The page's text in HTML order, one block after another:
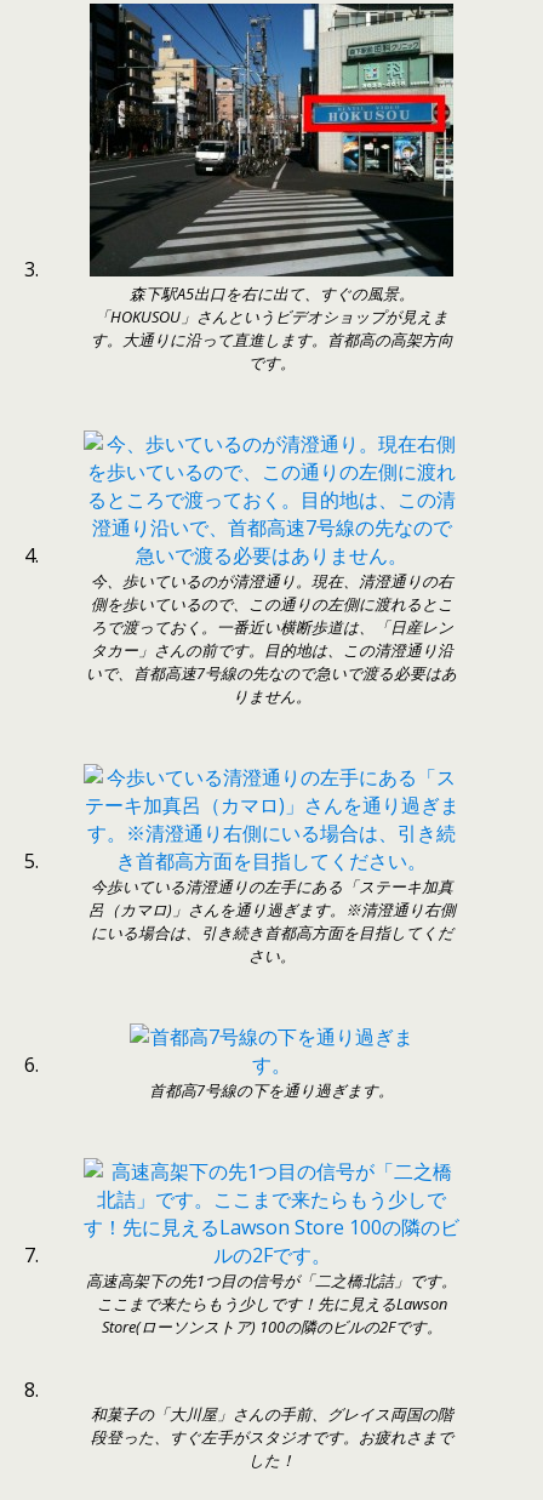
森下駅A5出口を右に出て、すぐの風景。
「HOKUSOU」さんというビデオショップが見えま
す。大通りに沿って直進します。首都高の高架方向
です。
今、歩いているのが清澄通り。現在、清澄通りの右
側を歩いているので、この通りの左側に渡れるとこ
ろで渡っておく。一番近い横断歩道は、「日産レン
タカー」さんの前です。目的地は、この清澄通り沿
いで、首都高速7号線の先なので急いで渡る必要はあ
りません。
今歩いている清澄通りの左手にある「ステーキ加真
呂（カマロ)」さんを通り過ぎます。※清澄通り右側
にいる場合は、引き続き首都高方面を目指してくだ
さい。
首都高7号線の下を通り過ぎます。
高速高架下の先1つ目の信号が「二之橋北詰」です。
ここまで来たらもう少しです！先に見えるLawson
Store(ローソンストア) 100の隣のビルの2Fです。
和菓子の「大川屋」さんの手前、グレイス両国の階
段登った、すぐ左手がスタジオです。お疲れさまで
した！